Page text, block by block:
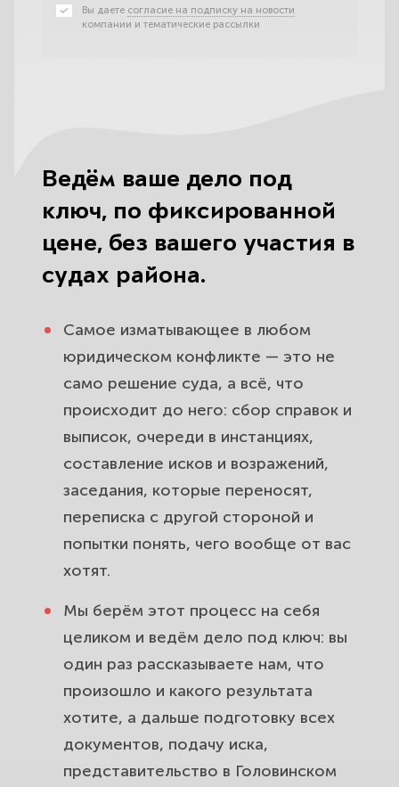
Вы даете согласие на подписку на новости
компании и тематические рассылки
Ведём ваше дело под
ключ, по фиксированной
цене, без вашего участия в
судах района.
Самое изматывающее в любом
юридическом конфликте — это не
само решение суда, а всё, что
происходит до него: сбор справок и
выписок, очереди в инстанциях,
составление исков и возражений,
заседания, которые переносят,
переписка с другой стороной и
попытки понять, чего вообще от вас
хотят.
Мы берём этот процесс на себя
целиком и ведём дело под ключ: вы
один раз рассказываете нам, что
произошло и какого результата
хотите, а дальше подготовку всех
документов, подачу иска,
представительство в Головинском